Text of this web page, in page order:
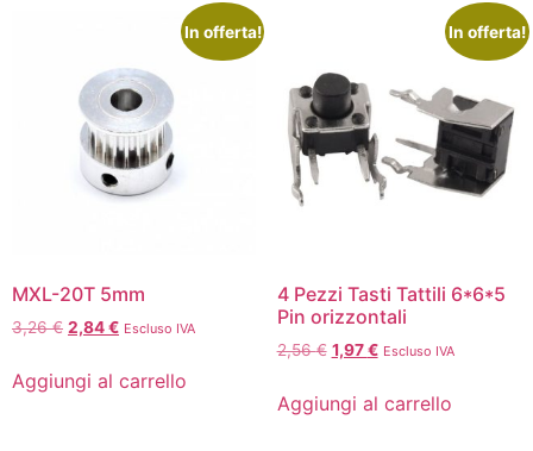
In offerta!
MXL-20T 5mm
3,26€ 2,84€ Escluso IVA
Aggiungi al carrello
In offerta!
4 Pezzi Tasti Tattili 6*6*5
Pin orizzontali
2,56€ 1,97€ Escluso IVA
Aggiungi al carrello